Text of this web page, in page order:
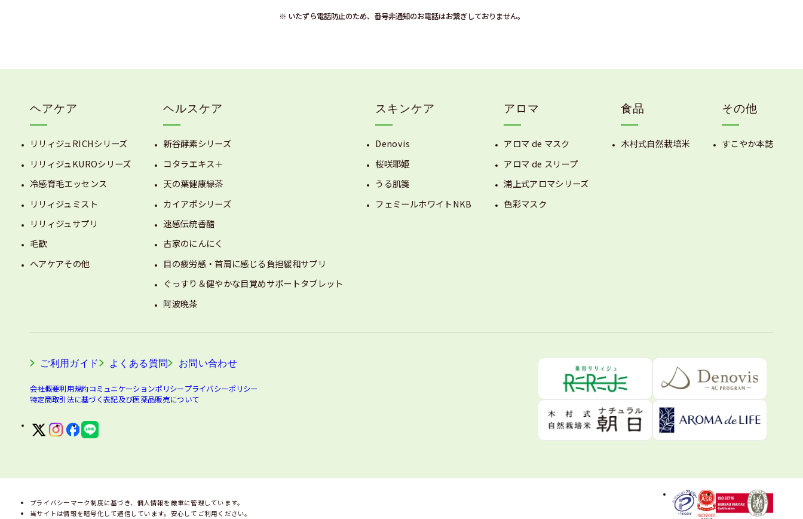
※ いたずら電話防止のため、番号非通知のお電話はお繋ぎしておりません。
ヘアケア
リリィジュRICHシリーズ
リリィジュKUROシリーズ
冷感育毛エッセンス
リリィジュミスト
リリィジュサプリ
毛歓
ヘアケアその他
ヘルスケア
新谷酵素シリーズ
コタラエキス＋
天の葉健康緑茶
カイアポシリーズ
速感伝統香醋
古家のにんにく
目の疲労感・首肩に感じる負担緩和サプリ
ぐっすり＆健やかな目覚めサポートタブレット
阿波晩茶
スキンケア
Denovis
桜咲耶姫
うる肌箋
フェミールホワイトNKB
アロマ
アロマ de マスク
アロマ de スリープ
浦上式アロマシリーズ
色彩マスク
食品
木村式自然栽培米
その他
すこやか本誌
ご利用ガイド よくある質問 お問い合わせ
会社概要利用規約コミュニケーションポリシープライバシーポリシー
特定商取引法に基づく表記及び医薬品販売について
プライバシーマーク制度に基づき、個人情報を厳重に管理しています。
当サイトは情報を暗号化して通信しています。安心してご利用ください。